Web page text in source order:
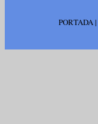
PORTADA|